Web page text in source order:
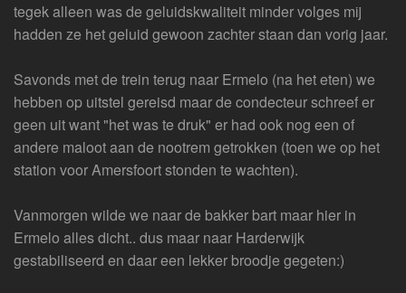
tegek alleen was de geluidskwaliteit minder volges mij
hadden ze het geluid gewoon zachter staan dan vorig jaar.
Savonds met de trein terug naar Ermelo (na het eten) we
hebben op uitstel gereisd maar de condecteur schreef er
geen uit want "het was te druk" er had ook nog een of
andere maloot aan de nootrem getrokken (toen we op het
station voor Amersfoort stonden te wachten).
Vanmorgen wilde we naar de bakker bart maar hier in
Ermelo alles dicht.. dus maar naar Harderwijk
gestabiliseerd en daar een lekker broodje gegeten:)